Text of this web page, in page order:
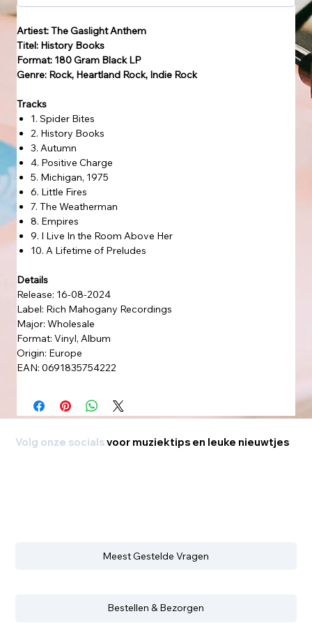
Artiest: The Gaslight Anthem
Titel: History Books
Format: 180 Gram Black LP
Genre: Rock, Heartland Rock, Indie Rock
Tracks
1. Spider Bites
2. History Books
3. Autumn
4. Positive Charge
5. Michigan, 1975
6. Little Fires
7. The Weatherman
8. Empires
9. I Live In the Room Above Her
10. A Lifetime of Preludes
Details
Release: 16-08-2024
Label: Rich Mahogany Recordings
Major: Wholesale
Format: Vinyl, Album
Origin: Europe
EAN: 0691835754222
Volg onze socialsvoor muziektips en leuke nieuwtjes
Meest Gestelde Vragen
Bestellen & Bezorgen